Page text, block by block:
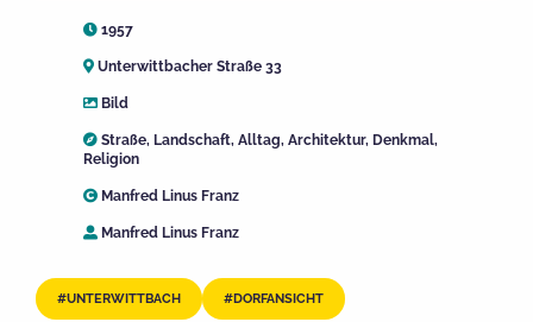
1957
Unterwittbacher Straße 33
Bild
Straße, Landschaft, Alltag, Architektur, Denkmal,
Religion
Manfred Linus Franz
Manfred Linus Franz
UNTERWITTBACH DORFANSICHT